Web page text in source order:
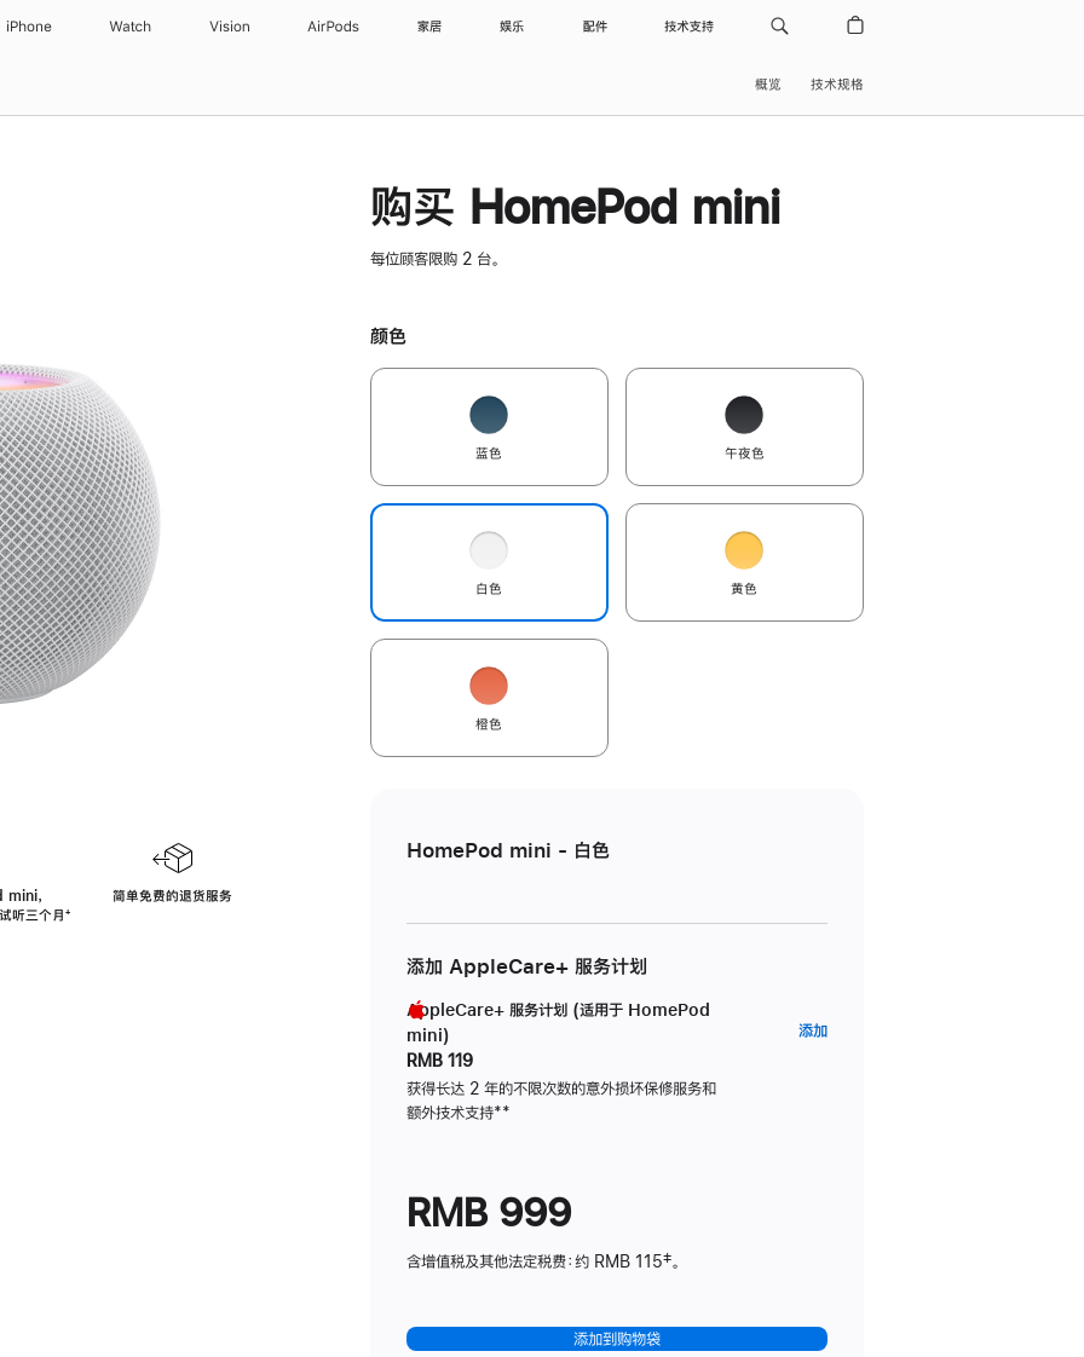
iPhone Watch Vision AirPods 家居 娱乐 配件 技术支持
概览 技术规格
，
听三个月脚
⁺
简单免费的退货服务
购买 HomePod mini
每位顾客限购 2 台。
颜色
蓝色 午夜色
白色 黄色
橙色
HomePod mini - 白色
添加 AppleCare+ 服务计划
AppleCare+ 服务计划 (适用于 HomePod
mini)
RMB 119
获得长达 2 年的不限次数的意外损坏保修服务和
额外技术支持脚
**
添加AppleCare+
RMB 999
含增值税及其他法定税费：约 RMB 115‡。
添加到购物袋